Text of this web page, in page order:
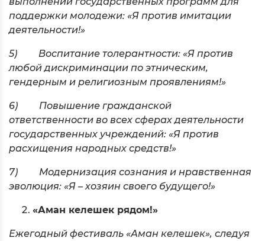
поддержки молодежи: «Я против имитации
деятельности!»
5) Воспитание толерантности: «Я против
любой дискриминации по этническим,
гендерным и религиозным проявлениям!»
6) Повышение гражданской
ответственности во всех сферах деятельности
государственных учреждений: «Я против
расхищения народных средств!»
7) Модернизация сознания и нравственная
эволюция: «Я – хозяин своего будущего!»
«Аман келешек рядом!»
Ежегодный фестиваль «Аман келешек», следуя